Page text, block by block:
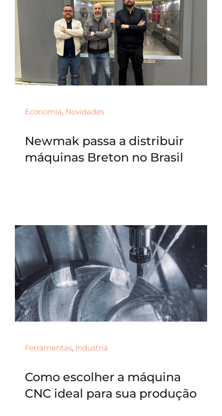
Economia, Novidades
Newmak passa a distribuir
máquinas Breton no Brasil
Ferramentas, Industria
Como escolher a máquina
CNC ideal para sua produção